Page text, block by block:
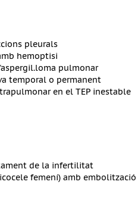
pleurals
hemoptisi
pulmonar
temporal o permanent
en el TEP inestable
de la infertilitat
femení) amb embolització